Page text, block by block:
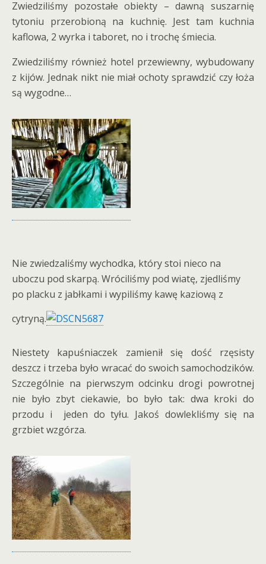
Zwiedziliśmy pozostałe obiekty – dawną suszarnię
tytoniu przerobioną na kuchnię. Jest tam kuchnia
kaflowa, 2 wyrka i taboret, no i trochę śmiecia.
Zwiedziliśmy również hotel przewiewny, wybudowany
z kijów. Jednak nikt nie miał ochoty sprawdzić czy łoża
są wygodne…
Nie zwiedzaliśmy wychodka, który stoi nieco na
uboczu pod skarpą. Wróciliśmy pod wiatę, zjedliśmy
po placku z jabłkami i wypiliśmy kawę kaziową z
cytryną.
Niestety kapuśniaczek zamienił się dość rzęsisty
deszcz i trzeba było wracać do swoich samochodzików.
Szczególnie na pierwszym odcinku drogi powrotnej
nie było zbyt ciekawie, bo było tak: dwa kroki do
przodu i jeden do tyłu. Jakoś dowlekliśmy się na
grzbiet wzgórza.